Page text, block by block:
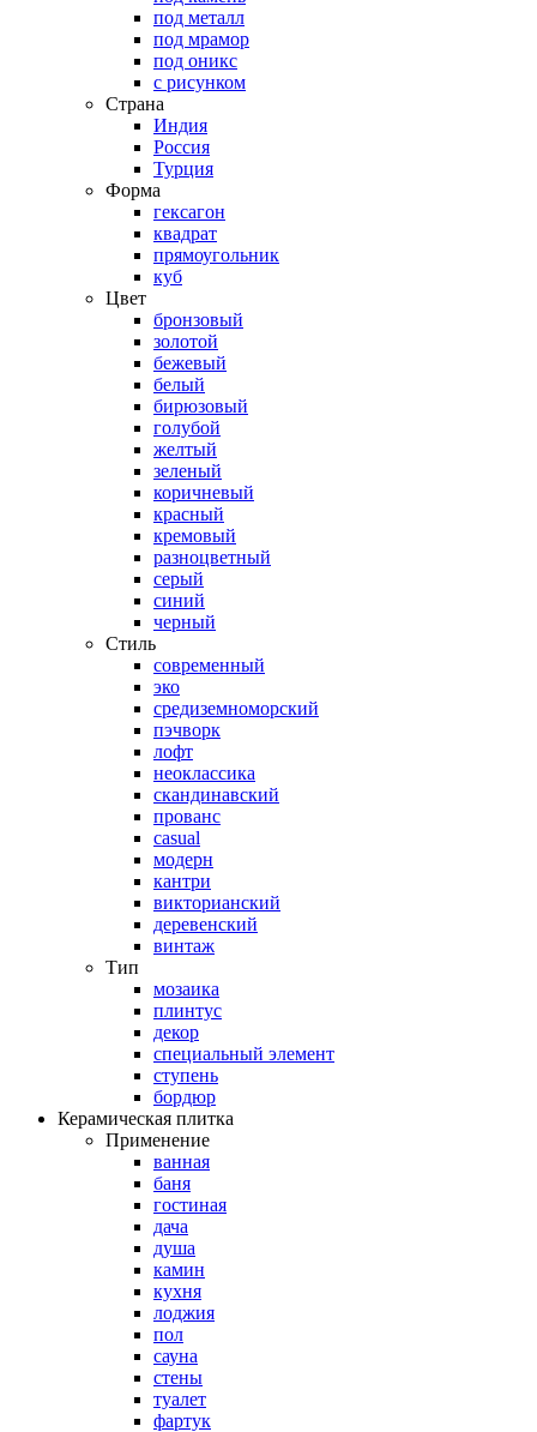
под металл
под мрамор
под оникс
с рисунком
Страна
Индия
Россия
Турция
Форма
гексагон
квадрат
прямоугольник
куб
Цвет
бронзовый
золотой
бежевый
белый
бирюзовый
голубой
желтый
зеленый
коричневый
красный
кремовый
разноцветный
серый
синий
черный
Стиль
современный
эко
средиземноморский
пэчворк
лофт
неоклассика
скандинавский
прованс
casual
модерн
кантри
викторианский
деревенский
винтаж
Тип
мозаика
плинтус
декор
специальный элемент
ступень
бордюр
Керамическая плитка
Применение
ванная
баня
гостиная
дача
душа
камин
кухня
лоджия
пол
сауна
стены
туалет
фартук